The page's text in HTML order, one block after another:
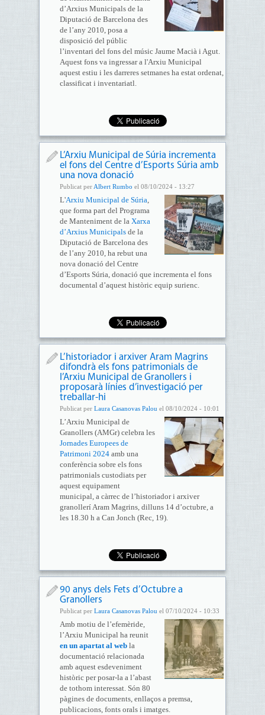
d’Arxius Municipals de la
Diputació de Barcelona des
de l’any 2010, posa a
disposició del públic
l’inventari del fons del músic Jaume Macià i Agut.
Aquest fons va ingressar a l'Arxiu Municipal
aquest estiu i les darreres setmanes ha estat ordenat,
classificat i inventariatl.
L’Arxiu Municipal de Súria incrementa
el fons del Centre d’Esports Súria amb
una nova donació
Publicat per Albert Rumbo el 08/10/2024 - 13:27
L'Arxiu Municipal de Súria,
que forma part del Programa
de Manteniment de la Xarxa
d’Arxius Municipalsde la
Diputació de Barcelona des
de l’any 2010, ha rebut una
nova donació del Centre
d’Esports Súria, donació que incrementa el fons
documental d’aquest històric equip surienc.
L’historiador i arxiver Aram Magrins
difondrà els fons patrimonials de
l’Arxiu Municipal de Granollers i
proposarà línies d’investigació per
treballar-hi
Publicat per Laura Casanovas Palou el 08/10/2024 - 10:01
L’Arxiu Municipal de
Granollers (AMGr) celebra les
Jornades Europees de
Patrimoni 2024 amb una
conferència sobre els fons
patrimonials custodiats per
aquest equipament
municipal, a càrrec de l’historiador i arxiver
granollerí Aram Magrins, dilluns 14 d’octubre, a
les 18.30 h a Can Jonch (Rec, 19).
90 anys dels Fets d’Octubre a
Granollers
Publicat per Laura Casanovas Palou el 07/10/2024 - 10:33
Amb motiu de l’efemèride,
l’Arxiu Municipal ha reunit
en un apartat al webla
documentació relacionada
amb aquest esdeveniment
històric per posar-la a l’abast
de tothom interessat. Són 80
pàgines de documents, enllaços a premsa,
publicacions, fonts orals i imatges.